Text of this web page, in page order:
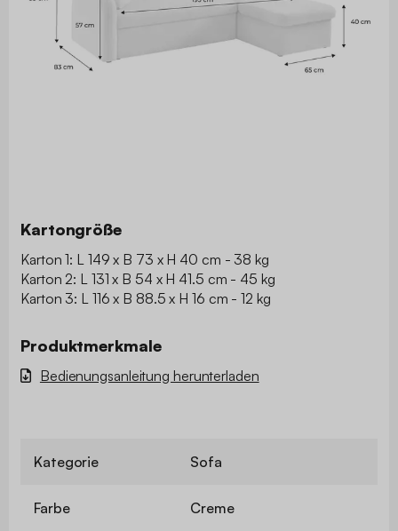
Kartongröße
Karton 1: L 149 x B 73 x H 40 cm - 38 kg
Karton 2: L 131 x B 54 x H 41.5 cm - 45 kg
Karton 3: L 116 x B 88.5 x H 16 cm - 12 kg
Produktmerkmale
Bedienungsanleitung herunterladen
Kategorie Sofa
Farbe Creme